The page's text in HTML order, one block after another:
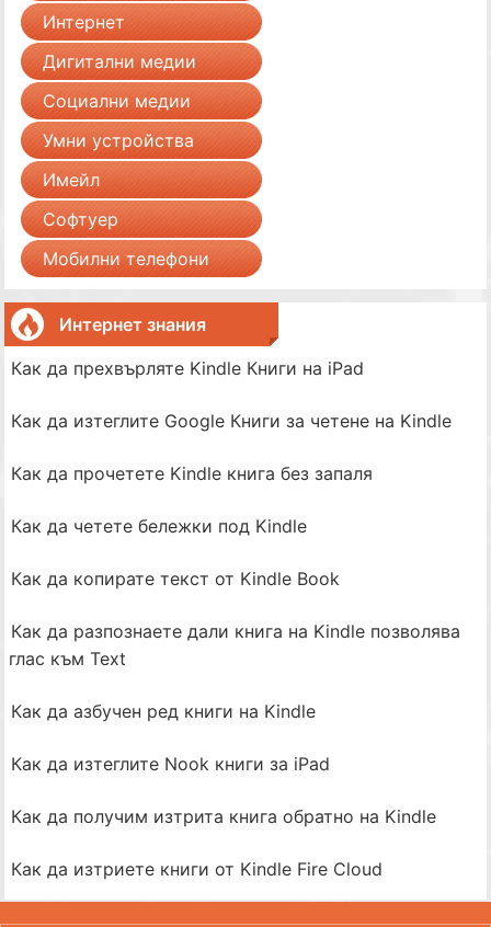
Интернет
Дигитални медии
Социални медии
Умни устройства
Имейл
Софтуер
Мобилни телефони
Интернет знания
Как да прехвърляте Kindle Книги на iPad
Как да изтеглите Google Книги за четене на Kindle
Как да прочетете Kindle книга без запаля
Как да четете бележки под Kindle
Как да копирате текст от Kindle Book
Как да разпознаете дали книга на Kindle позволява
глас към Text
Как да азбучен ред книги на Kindle
Как да изтеглите Nook книги за iPad
Как да получим изтрита книга обратно на Kindle
Как да изтриете книги от Kindle Fire Cloud